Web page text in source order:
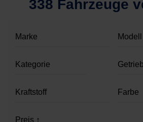
338 Fahrzeuge